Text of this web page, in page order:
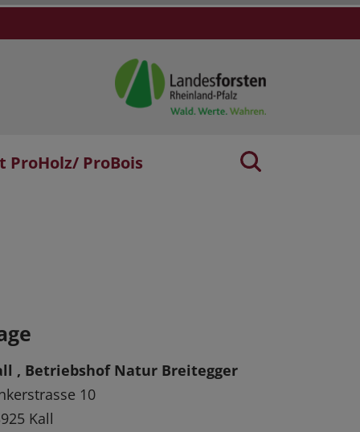
ProBois
, Betriebshof Natur Breitegger
10
Kall